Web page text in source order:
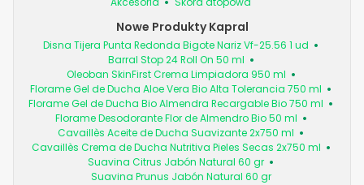
Nowe Produkty Kapral
Disna Tijera Punta Redonda Bigote Nariz Vf-25.56 1 ud
Barral Stop 24 Roll On 50 ml
Oleoban SkinFirst Crema Limpiadora 950 ml
Florame Gel de Ducha Aloe Vera Bio Alta Tolerancia 750 ml
Florame Gel de Ducha Bio Almendra Recargable Bio 750 ml
Florame Desodorante Flor de Almendro Bio 50 ml
Cavaillès Aceite de Ducha Suavizante 2x750 ml
Cavaillès Crema de Ducha Nutritiva Pieles Secas 2x750 ml
Suavina Citrus Jabón Natural 60 gr
Suavina Prunus Jabón Natural 60 gr